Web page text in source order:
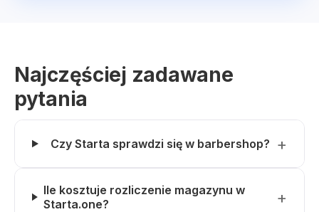
Najczęściej zadawane
pytania
Czy Starta sprawdzi się w barbershop?
Ile kosztuje rozliczenie magazynu w
Starta.one?